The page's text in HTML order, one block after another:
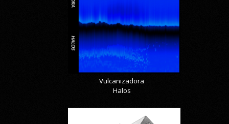
Vulcanizadora
Halos